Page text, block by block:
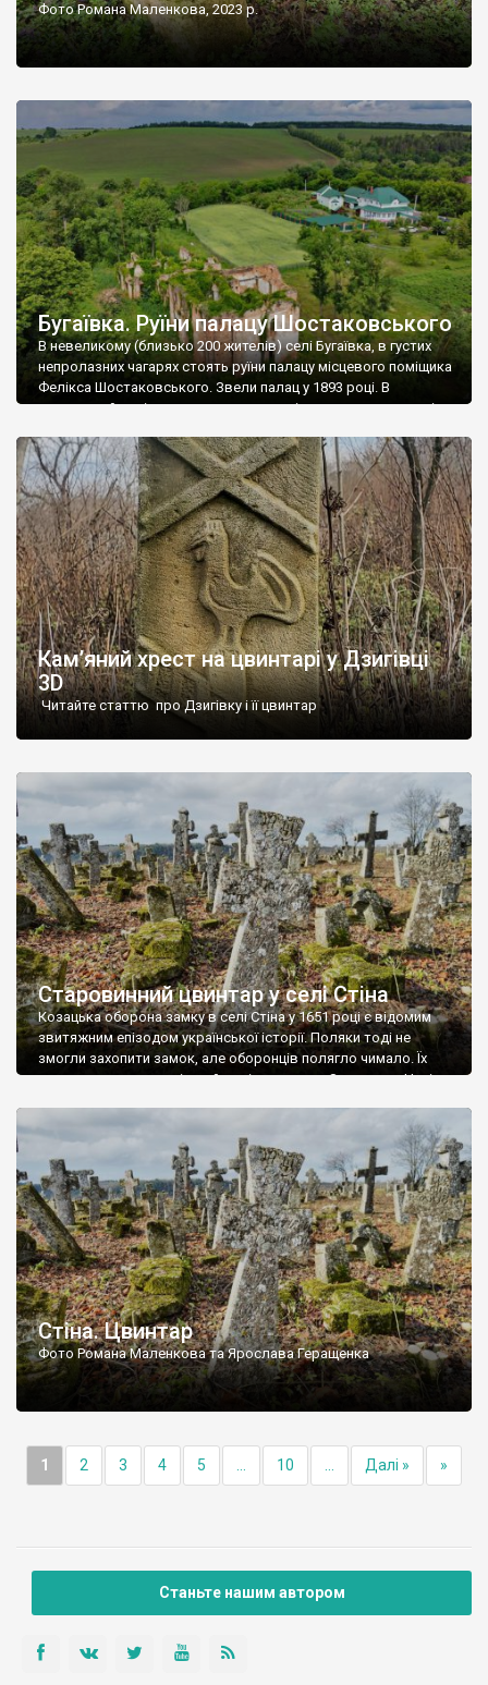
Фото Романа Маленкова, 2023 р.
Бугаївка. Руїни палацу Шостаковського
В невеликому (близько 200 жителів) селі Бугаївка, в густих
непролазних чагарях стоять руїни палацу місцевого поміщика
Фелікса Шостаковського. Звели палац у 1893 році. В
радянський період у ньому спочатку містилася школа, потім
століття тут розмістили туберкульозну лікарню. Коли із
палацу виїхала лікарня – ми точно не […]
Кам’яний хрест на цвинтарі у Дзигівці
3D
Читайте статтю про Дзигівку і її цвинтар
Старовинний цвинтар у селі Стіна
Козацька оборона замку в селі Стіна у 1651 році є відомим
звитяжним епізодом української історії. Поляки тоді не
змогли захопити замок, але оборонців полягло чимало. Їх
поховали на цвинтарі, який тоді називався Замковим. Нині на
ньому чимало хрестів 19 століття, є такі, де епітафії стер […]
Стіна. Цвинтар
Фото Романа Маленкова та Ярослава Геращенка
1 2 3 4 5 10 Далі » »
Станьте нашим автором